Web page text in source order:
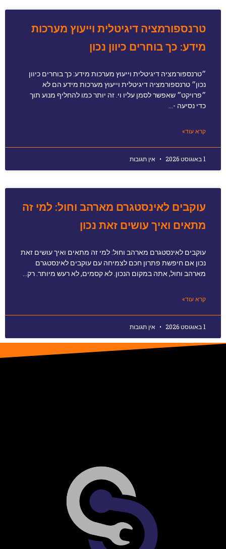
טרנספורמציה דיגיטלית וייעוץ מערכות
מידע: כך בוחרים כיוון נכון
״טרנספורמציה דיגיטלית וייעוץ מערכות מידע: כך בוחרים כיוון
נכון״ טרנספורמציה דיגיטלית וייעוץ מערכות מידע הם לא
״פרויקט״ שאפשר לסמן עליו וי. זה יותר כמו להחליף מנוע תוך
כדי נסיעה -…
קרא עוד»
1 באוגוסט 2026 אין תגובות
עוקבים לאינסטגרם מארהב וחול: למי זה
מתאים ואיך עושים זאת נכון
עוקבים לאינסטגרם מארהב וחול: למי זה מתאים ואיך עושים זאת
נכון אם חיפשת פתרון חכם לצמיחה עם עוקבים לאינסטגרם
מארהב וחול, אתה במקום הנכון. לא קסמים, לא רעש מיותר. רק…
קרא עוד»
1 באוגוסט 2026 אין תגובות